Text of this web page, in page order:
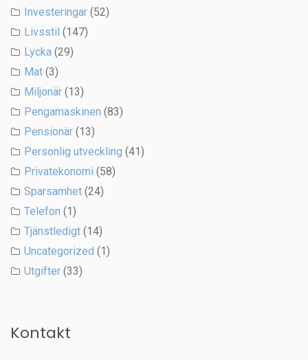
Investeringar (52)
Livsstil (147)
Lycka (29)
Mat (3)
Miljonär (13)
Pengamaskinen (83)
Pensionär (13)
Personlig utveckling (41)
Privatekonomi (58)
Sparsamhet (24)
Telefon (1)
Tjänstledigt (14)
Uncategorized (1)
Utgifter (33)
Kontakt